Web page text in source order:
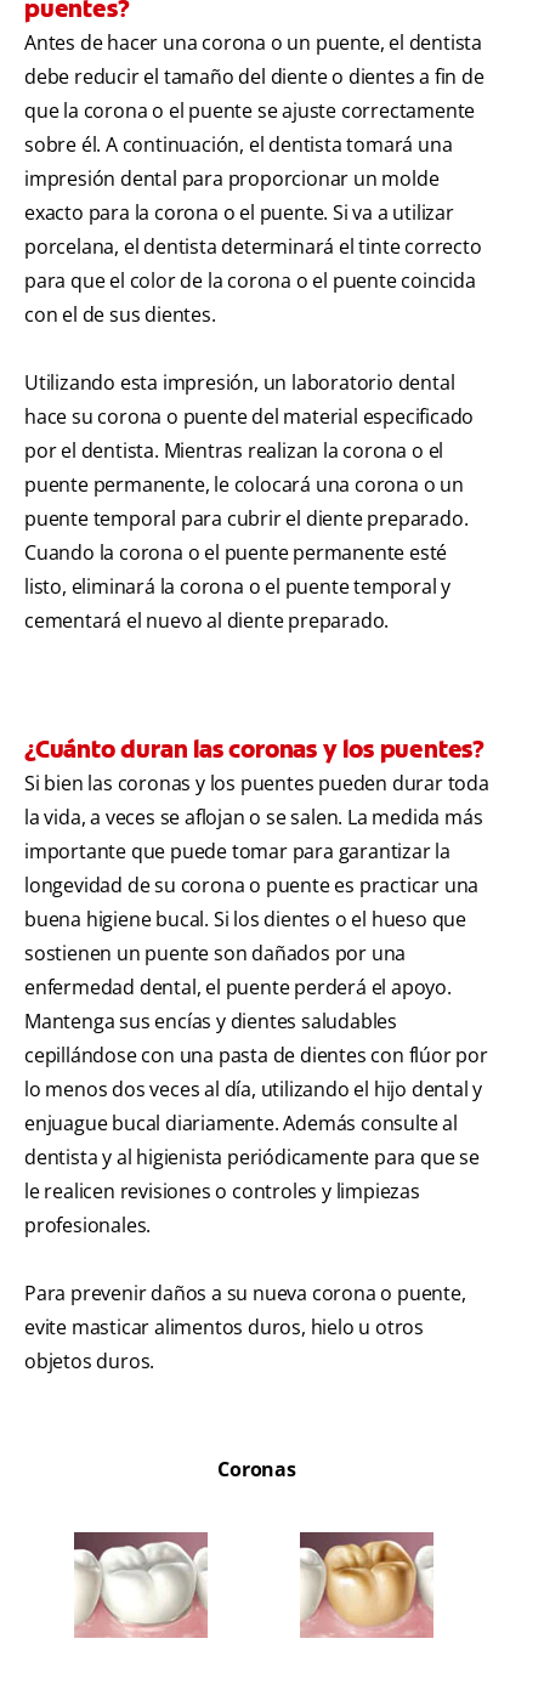
puentes?
Antes de hacer una corona o un puente, el dentista
debe reducir el tamaño del diente o dientes a fin de
que la corona o el puente se ajuste correctamente
sobre él. A continuación, el dentista tomará una
impresión dental para proporcionar un molde
exacto para la corona o el puente. Si va a utilizar
porcelana, el dentista determinará el tinte correcto
para que el color de la corona o el puente coincida
con el de sus dientes.
Utilizando esta impresión, un laboratorio dental
hace su corona o puente del material especificado
por el dentista. Mientras realizan la corona o el
puente permanente, le colocará una corona o un
puente temporal para cubrir el diente preparado.
Cuando la corona o el puente permanente esté
listo, eliminará la corona o el puente temporal y
cementará el nuevo al diente preparado.
¿Cuánto duran las coronas y los puentes?
Si bien las coronas y los puentes pueden durar toda
la vida, a veces se aflojan o se salen. La medida más
importante que puede tomar para garantizar la
longevidad de su corona o puente es practicar una
buena higiene bucal. Si los dientes o el hueso que
sostienen un puente son dañados por una
enfermedad dental, el puente perderá el apoyo.
Mantenga sus encías y dientes saludables
cepillándose con una pasta de dientes con flúor por
lo menos dos veces al día, utilizando el hijo dental y
enjuague bucal diariamente. Además consulte al
dentista y al higienista periódicamente para que se
le realicen revisiones o controles y limpiezas
profesionales.
Para prevenir daños a su nueva corona o puente,
evite masticar alimentos duros, hielo u otros
objetos duros.
Coronas